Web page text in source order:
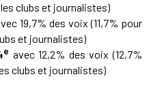
clubs et journalistes)
19,7% des voix (11,7% pour
et journalistes)
e avec 12,2% des voix (12,7%
clubs et journalistes)